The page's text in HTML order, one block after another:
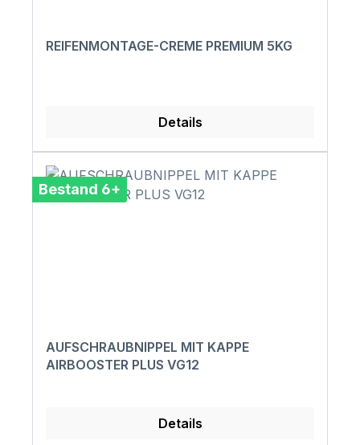
REIFENMONTAGE-CREME PREMIUM 5KG
Details
Bestand 6+
AUFSCHRAUBNIPPEL MIT KAPPE
AIRBOOSTER PLUS VG12
Details